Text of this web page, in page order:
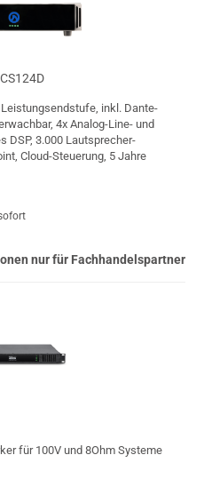
inkl. Dante-
4x Analog-Line- und
DSP, 3.000 Lautsprecher-
Cloud-Steuerung, 5 Jahre
nur für Fachhandelspartner
für 100V und 8Ohm Systeme